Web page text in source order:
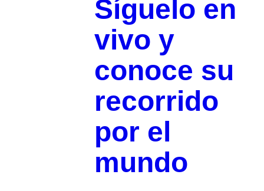
Síguelo en
vivo y
conoce su
recorrido
por el
mundo